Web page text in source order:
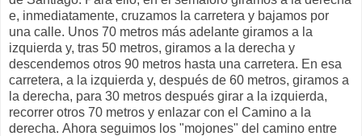
e, inmediatamente, cruzamos la carretera y bajamos por
una calle. Unos 70 metros más adelante giramos a la
izquierda y, tras 50 metros, giramos a la derecha y
descendemos otros 90 metros hasta una carretera. En esa
carretera, a la izquierda y, después de 60 metros, giramos a
la derecha, para 30 metros después girar a la izquierda,
recorrer otros 70 metros y enlazar con el Camino a la
derecha. Ahora seguimos los "mojones" del camino entre